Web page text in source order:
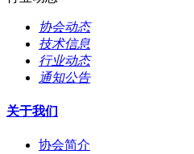
协会动态
技术信息
行业动态
通知公告
关于我们
协会简介